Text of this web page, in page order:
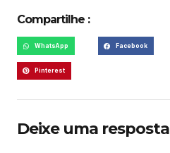
Compartilhe :
WhatsApp Facebook
Pinterest
Deixe uma resposta